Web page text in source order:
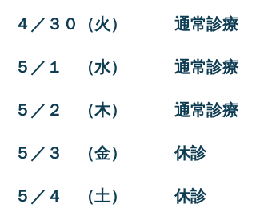
４／３０（火）　　　通常診療
５／１　（水）　　　通常診療
５／２　（木）　　　通常診療
５／３　（金）　　　休診
５／４　（土）　　　休診